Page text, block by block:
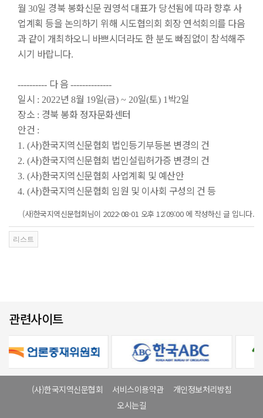
월 30일 경북 봉화신문 권영석 대표가 당선됨에 따라 향후 사
업계획 등을 논의하기 위해 시도협의회 회장 연석회의를 다음
과 같이 개최하오니 바쁘시더라도 한 분도 빠짐없이 참석해주
시기 바랍니다.
---------- 다 음 --------------
일시 : 2022년 8월 19일(금) ~ 20일(토) 1 박2일
장소 : 경북 봉화 정자문화센터
안건 :
1. (사)한국지역신문협회 법인등기부등본 변경의 건
2. (사)한국지역신문협회 법인설립허가증 변경의 건
3. (사)한국지역신문협회 사업계획 및 예산안
4. (사)한국지역신문협회 임원 및 이사회 구성의 건 등
(사)한국지역신문협회님이 2022-08-01 오후 12:09:00 에 작성하신 글 입니다.
관련사이트
(사)한국지역신문협회 서비스이용약관
개인정보처리방침
오시는길